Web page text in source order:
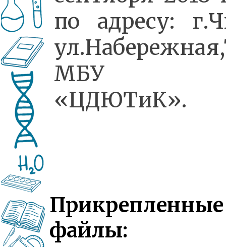
по адресу:
МБУ
«ЦДЮТиК».
Прикрепленные
файлы: